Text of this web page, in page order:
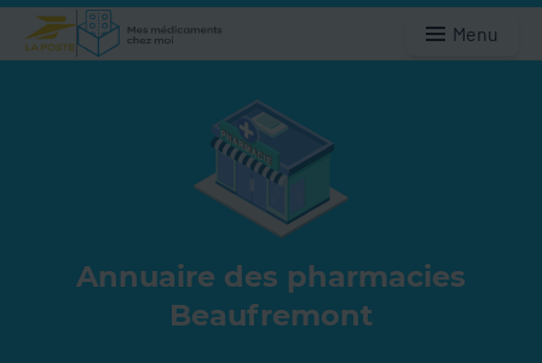
Menu
Annuaire des pharmacies
Beaufremont